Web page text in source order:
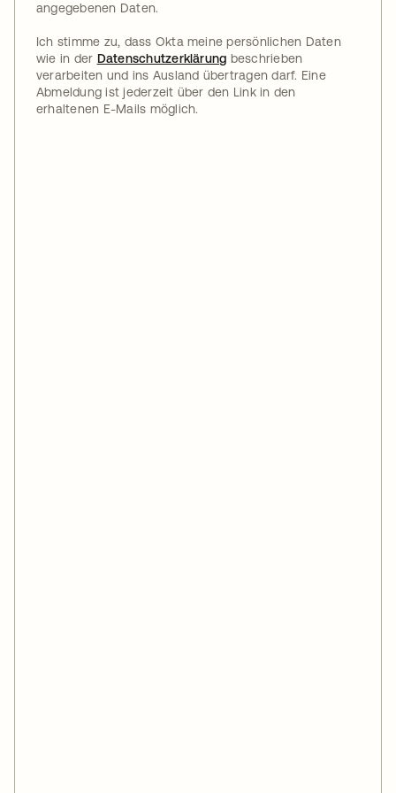
angegebenen Daten.
Ich stimme zu, dass Okta meine persönlichen Daten
wie in der Datenschutzerklärung beschrieben
verarbeiten und ins Ausland übertragen darf. Eine
Abmeldung ist jederzeit über den Link in den
erhaltenen E-Mails möglich.